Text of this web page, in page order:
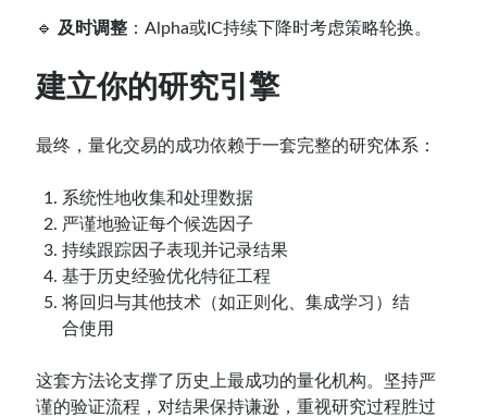
🔹 及时调整 ：Alpha或IC持续下降时考虑策略轮换。
建立你的研究引擎
最终，量化交易的成功依赖于一套完整的研究体系：
系统性地收集和处理数据
严谨地验证每个候选因子
持续跟踪因子表现并记录结果
基于历史经验优化特征工程
将回归与其他技术（如正则化、集成学习）结
合使用
这套方法论支撑了历史上最成功的量化机构。坚持严
谨的验证流程，对结果保持谦逊，重视研究过程胜过